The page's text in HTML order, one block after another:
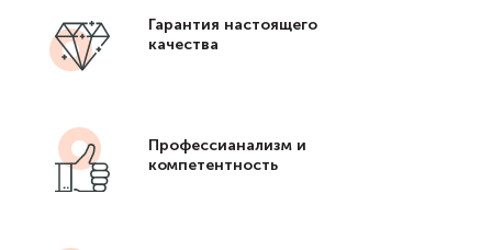
Гарантия настоящего
качества
Профессианализм и
компетентность